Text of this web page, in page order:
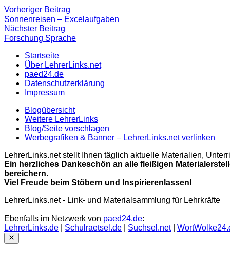
Beitragsnavigation
Vorheriger Beitrag
Beitrag:
Sonnenreisen – Excelaufgaben
Nächster Beitrag
Beitrag
Forschung Sprache
Startseite
Über LehrerLinks.net
paed24.de
Datenschutzerklärung
Impressum
Blogübersicht
Weitere LehrerLinks
Blog/Seite vorschlagen
Werbegrafiken & Banner – LehrerLinks.net verlinken
LehrerLinks.net stellt Ihnen täglich aktuelle Materialien,
Ein herzliches Dankeschön an alle fleißigen
bereichern.
Viel Freude beim Stöbern und Inspirierenlassen!
LehrerLinks.net - Link- und Materialsammlung für Lehrkräfte
Ebenfalls im Netzwerk von paed24.de:
LehrerLinks.de
Schulraetsel.de Suchsel.net|
Close